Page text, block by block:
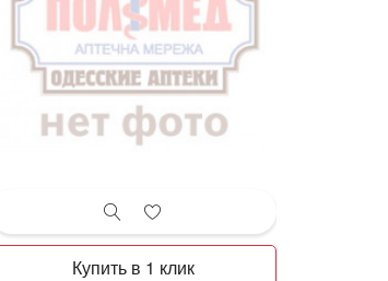
Купить в 1 клик